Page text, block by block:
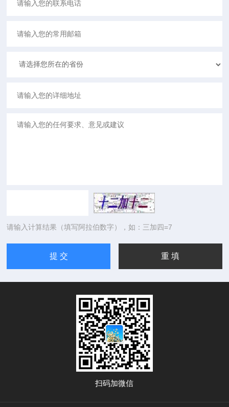
请输入计算结果（填写阿拉伯数字），如：三加四=7
扫码加微信